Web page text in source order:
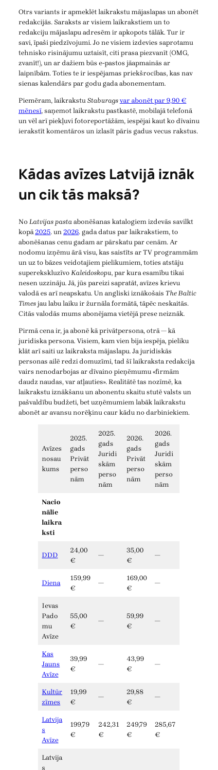
Otrs variants ir apmeklēt laikrakstu mājaslapas un abonēt
redakcijās. Saraksts ar visiem laikrakstiem un to
redakciju mājaslapu adresēm ir apkopots tālāk. Tur ir
savi, īpaši piedzīvojumi. Jo ne visiem izdevies saprotamu
tehnisko risinājumu uztaisīt, citi prasa piezvanīt (OMG,
zvanīt!), un ar dažiem būs e-pastos jāapmainās ar
laipnībām. Toties te ir iespējamas priekšrocības, kas nav
sienas kalendārs par godu gada abonementam.
Piemēram, laikrakstuStaburagsvar abonēt par 9,90 €
mēnesī, saņemot laikrakstu pastkastē, mobilajā telefonā
un vēl arī piekļuvi fotoreportāžām, iespējai kaut ko dīvainu
ierakstīt komentāros un izlasīt pāris gadus vecus rakstus.
Kādas avīzes Latvijā iznāk
un cik tās maksā?
NoLatvijas pastaabonēšanas katalogiem izdevās savilkt
kopā2025. un2026. gada datus par laikrakstiem, to
abonēšanas cenu gadam ar pārskatu par cenām. Ar
nodomu izņēmu ārā visu, kas saistīts ar TV programmām
un uz to bāzes veidotajiem pielikumiem, toties atstāju
superekskluzīvoKaleidoskopu, par kura esamību tikai
nesen uzzināju. Jā, jūs pareizi sapratāt, avīzes krievu
valodā es arī neapskatu. Un angliski iznākošais The Baltic
Timesjau labu laiku ir žurnāla formātā, tāpēc neskaitās.
Citās valodās mums abonējama vietējā prese neiznāk.
Pirmā cena ir, ja abonē kā privātpersona, otrā — kā
juridiska persona. Visiem, kam vien bija iespēja, pieliku
klāt arī saiti uz laikraksta mājaslapu. Ja juridiskās
personas ailē redzi domuzīmi, tad šī laikraksta redakcija
vairs nenodarbojas ar dīvaino pieņēmumu «firmām
daudz naudas, var atļauties». Realitātē tas nozīmē, ka
laikrakstu iznākšanu un abonentu skaitu stutē valsts un
pašvaldību budžeti, bet uzņēmumiem labāk laikrakstu
abonēt ar avansu norēķinu caur kādu no darbiniekiem.
Avīzes
nosau
kums
2025.
gads
Privāt
perso
nām
2025.
gads
Juridi
skām
perso
nām
2026.
gads
Privāt
perso
nām
2026.
gads
Juridi
skām
perso
nām
Nacio
nālie
laikra
ksti
DDD
24,00
€
—
35,00
€
—
Diena
159,99
€
—
169,00
€
—
Ievas
Pado
mu
Avīze
55,00
€
—
59,99
€
—
Kas
Jauns
Avīze
39,99
€
—
43,99
€
—
Kultūr
zīmes
19,99
€
—
29,88
€
—
Latvija
s
Avīze
199,79
€
242,31
€
249,79
€
285,67
€
Latvija
s